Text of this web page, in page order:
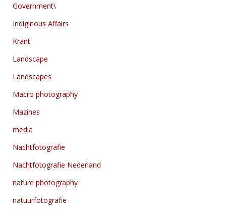
Government\
Indiginous Affairs
Krant
Landscape
Landscapes
Macro photography
Mazines
media
Nachtfotografie
Nachtfotografie Nederland
nature photography
natuurfotografie